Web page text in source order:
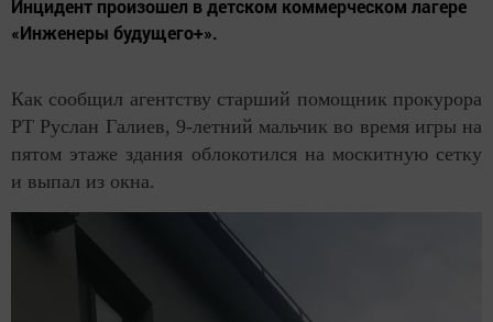
Инцидент произошел в детском коммерческом лагере
«Инженеры будущего+».
Как сообщил агентству старший помощник прокурора
РТ Руслан Галиев, 9-летний мальчик во время игры на
пятом этаже здания облокотился на москитную сетку
и выпал из окна.